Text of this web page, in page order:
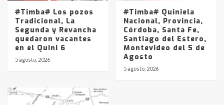
#Timba# Los pozos
Tradicional, La
Segunda y Revancha
quedaron vacantes
en el Quini 6
5 agosto, 2026
#Timba# Quiniela
Nacional, Provincia,
Córdoba, Santa Fe,
Santiago del Estero,
Montevideo del 5 de
Agosto
5 agosto, 2026